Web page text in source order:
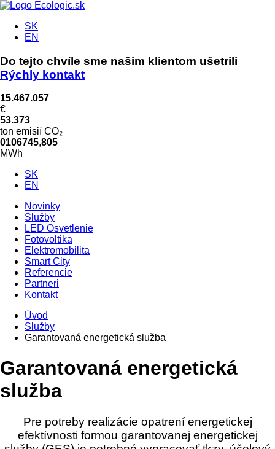
SK
EN
Do tejto chvíle sme našim klientom ušetrili
Rýchly kontakt
15.467.057
€
53.373
ton emisií CO₂
0106745,805
MWh
SK
EN
Novinky
Služby
LED Osvetlenie
Fotovoltika
Elektromobilita
Smart City
Referencie
Partneri
Kontakt
Úvod
Služby
Garantovaná energetická služba
Garantovaná energetická
služba
Pre potreby realizácie opatrení energetickej
efektívnosti formou garantovanej energetickej